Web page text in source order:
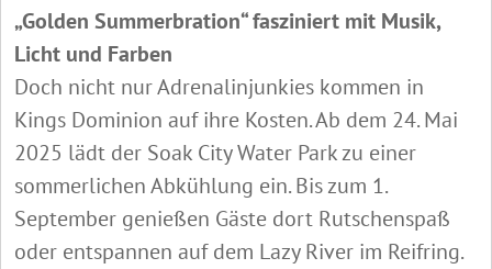
„Golden Summerbration“ fasziniert mit Musik,
Licht und Farben
Doch nicht nur Adrenalinjunkies kommen in
Kings Dominion auf ihre Kosten. Ab dem 24. Mai
2025 lädt der Soak City Water Park zu einer
sommerlichen Abkühlung ein. Bis zum 1.
September genießen Gäste dort Rutschenspaß
oder entspannen auf dem Lazy River im Reifring.